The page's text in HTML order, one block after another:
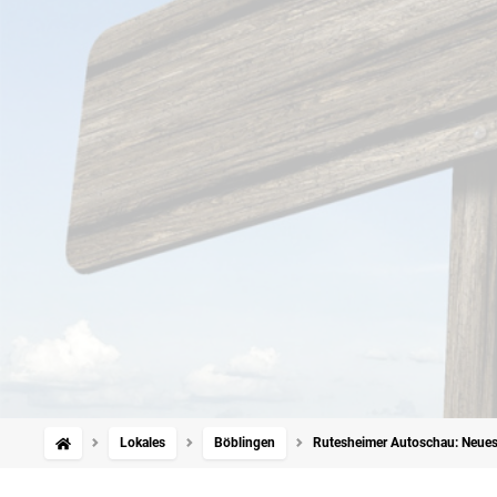
Lokales Böblingen Rutesheimer Autoschau: